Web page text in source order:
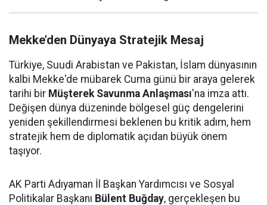
Mekke’den Dünyaya Stratejik Mesaj
Türkiye, Suudi Arabistan ve Pakistan, İslam dünyasının
kalbi Mekke'de mübarek Cuma günü bir araya gelerek
tarihi bir Müşterek Savunma Anlaşması'na imza attı.
Değişen dünya düzeninde bölgesel güç dengelerini
yeniden şekillendirmesi beklenen bu kritik adım, hem
stratejik hem de diplomatik açıdan büyük önem
taşıyor.
AK Parti Adıyaman İl Başkan Yardımcısı ve Sosyal
Politikalar Başkanı Bülent Buğday, gerçekleşen bu